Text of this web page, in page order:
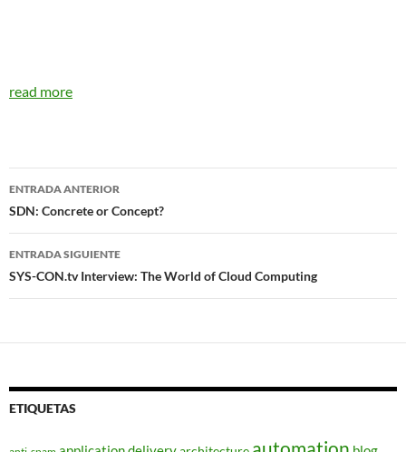
read more
Navegador
de
entradas
ENTRADA ANTERIOR
SDN: Concrete or Concept?
ENTRADA SIGUIENTE
SYS-CON.tv Interview: The World of Cloud Computing
ETIQUETAS